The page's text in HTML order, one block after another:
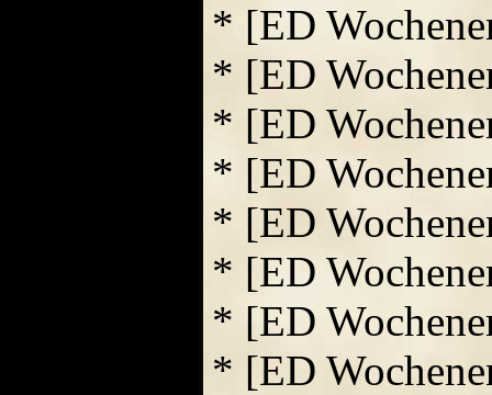
* [ED
* [ED
* [ED
* [ED
* [ED
* [ED
* [ED
* [ED